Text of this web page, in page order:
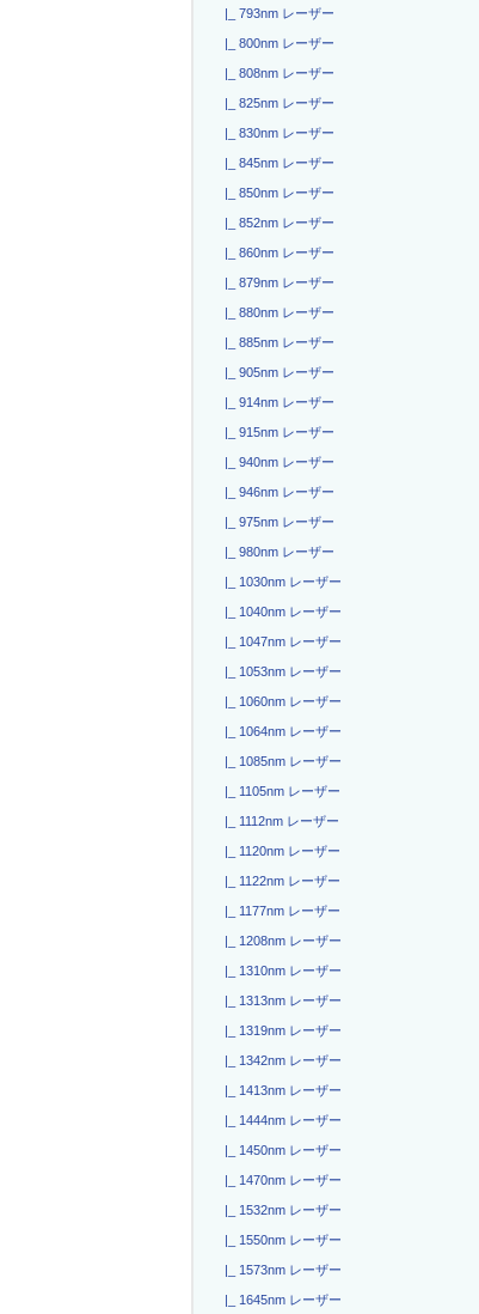
|_ 793nm レーザー
|_ 800nm レーザー
|_ 808nm レーザー
|_ 825nm レーザー
|_ 830nm レーザー
|_ 845nm レーザー
|_ 850nm レーザー
|_ 852nm レーザー
|_ 860nm レーザー
|_ 879nm レーザー
|_ 880nm レーザー
|_ 885nm レーザー
|_ 905nm レーザー
|_ 914nm レーザー
|_ 915nm レーザー
|_ 940nm レーザー
|_ 946nm レーザー
|_ 975nm レーザー
|_ 980nm レーザー
|_ 1030nm レーザー
|_ 1040nm レーザー
|_ 1047nm レーザー
|_ 1053nm レーザー
|_ 1060nm レーザー
|_ 1064nm レーザー
|_ 1085nm レーザー
|_ 1105nm レーザー
|_ 1112nm レーザー
|_ 1120nm レーザー
|_ 1122nm レーザー
|_ 1177nm レーザー
|_ 1208nm レーザー
|_ 1310nm レーザー
|_ 1313nm レーザー
|_ 1319nm レーザー
|_ 1342nm レーザー
|_ 1413nm レーザー
|_ 1444nm レーザー
|_ 1450nm レーザー
|_ 1470nm レーザー
|_ 1532nm レーザー
|_ 1550nm レーザー
|_ 1573nm レーザー
|_ 1645nm レーザー